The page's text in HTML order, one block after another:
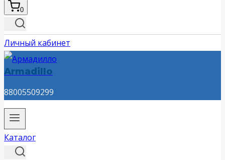
0
Личный кабинет
Armadillo
88005509299
Каталог